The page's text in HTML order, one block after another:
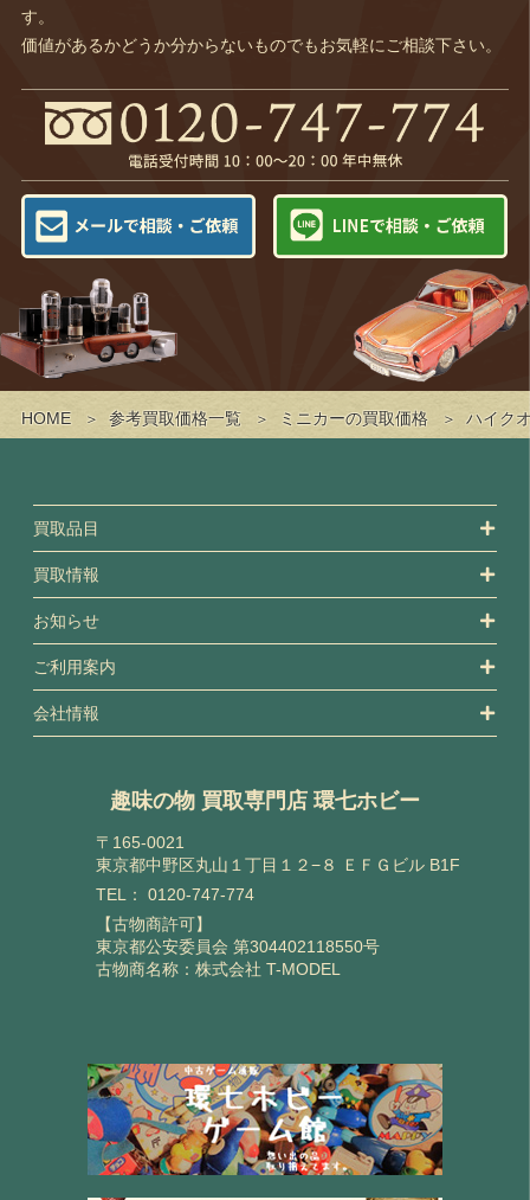
HOME 参考買取価格一覧 ミニカーの買取価格 ハイク
す。
価値があるかどうか分からないものでもお気軽にご相談下さい。
買取品目
買取情報
お知らせ
ご利用案内
会社情報
趣味の物 買取専門店 環七ホビー
〒165-0021
東京都中野区丸山１丁目１２−８ ＥＦＧビル B1F
TEL： 0120-747-774
【古物商許可】
東京都公安委員会 第304402118550号
古物商名称：株式会社 T-MODEL